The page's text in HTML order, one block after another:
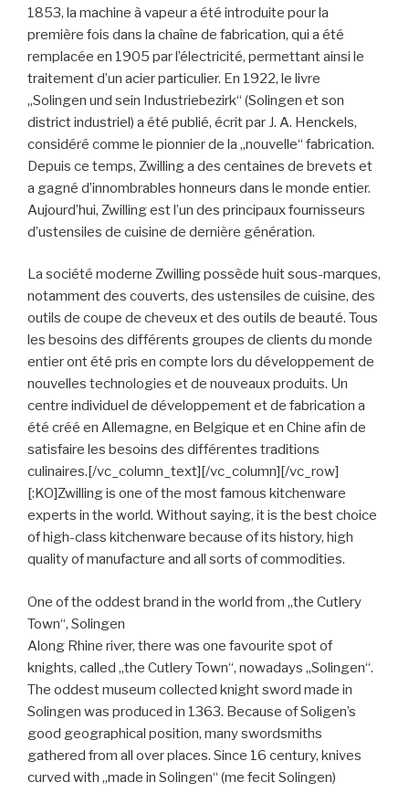
1853, la machine à vapeur a été introduite pour la
première fois dans la chaîne de fabrication, qui a été
remplacée en 1905 par l’électricité, permettant ainsi le
traitement d’un acier particulier. En 1922, le livre
„Solingen und sein Industriebezirk“ (Solingen et son
district industriel) a été publié, écrit par J. A. Henckels,
considéré comme le pionnier de la „nouvelle“ fabrication.
Depuis ce temps, Zwilling a des centaines de brevets et
a gagné d’innombrables honneurs dans le monde entier.
Aujourd’hui, Zwilling est l’un des principaux fournisseurs
d’ustensiles de cuisine de dernière génération.
La société moderne Zwilling possède huit sous-marques,
notamment des couverts, des ustensiles de cuisine, des
outils de coupe de cheveux et des outils de beauté. Tous
les besoins des différents groupes de clients du monde
entier ont été pris en compte lors du développement de
nouvelles technologies et de nouveaux produits. Un
centre individuel de développement et de fabrication a
été créé en Allemagne, en Belgique et en Chine afin de
satisfaire les besoins des différentes traditions
culinaires.[/vc_column_text][/vc_column][/vc_row]
[:KO]Zwilling is one of the most famous kitchenware
experts in the world. Without saying, it is the best choice
of high-class kitchenware because of its history, high
quality of manufacture and all sorts of commodities.
One of the oddest brand in the world from „the Cutlery
Town“, Solingen
Along Rhine river, there was one favourite spot of
knights, called „the Cutlery Town“, nowadays „Solingen“.
The oddest museum collected knight sword made in
Solingen was produced in 1363. Because of Soligen’s
good geographical position, many swordsmiths
gathered from all over places. Since 16 century, knives
curved with „made in Solingen“ (me fecit Solingen)